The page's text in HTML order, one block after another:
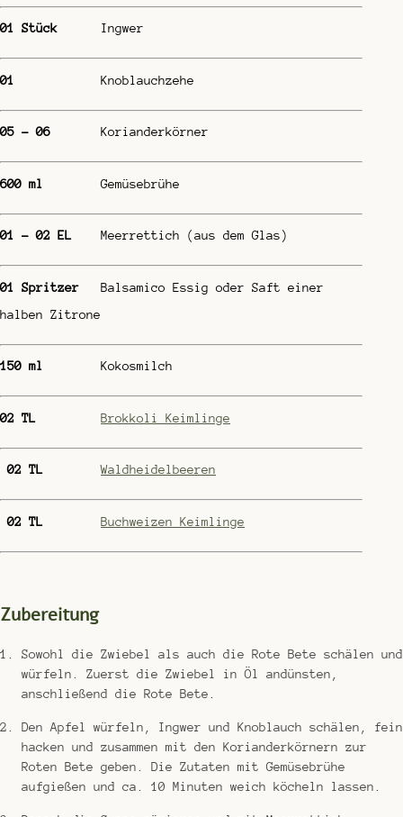
01 Stück Ingwer
01 Knoblauchzehe
05 – 06 Korianderkörner
600 mlGemüsebrühe
01 – 02 EL Meerrettich (aus dem Glas)
01 Spritzer Balsamico Essig oder Saft einer
halben Zitrone
150 ml Kokosmilch
02 TL Brokkoli Keimlinge
02 TL Waldheidelbeeren
02 TL Buchweizen Keimlinge
Zubereitung
Sowohl die Zwiebel als auch die Rote Bete schälen und
würfeln. Zuerst die Zwiebel in Öl andünsten,
anschließend die Rote Bete.
Den Apfel würfeln, Ingwer und Knoblauch schälen, fein
hacken und zusammen mit den Korianderkörnern zur
Roten Bete geben. Die Zutaten mit Gemüsebrühe
aufgießen und ca. 10 Minuten weich köcheln lassen.